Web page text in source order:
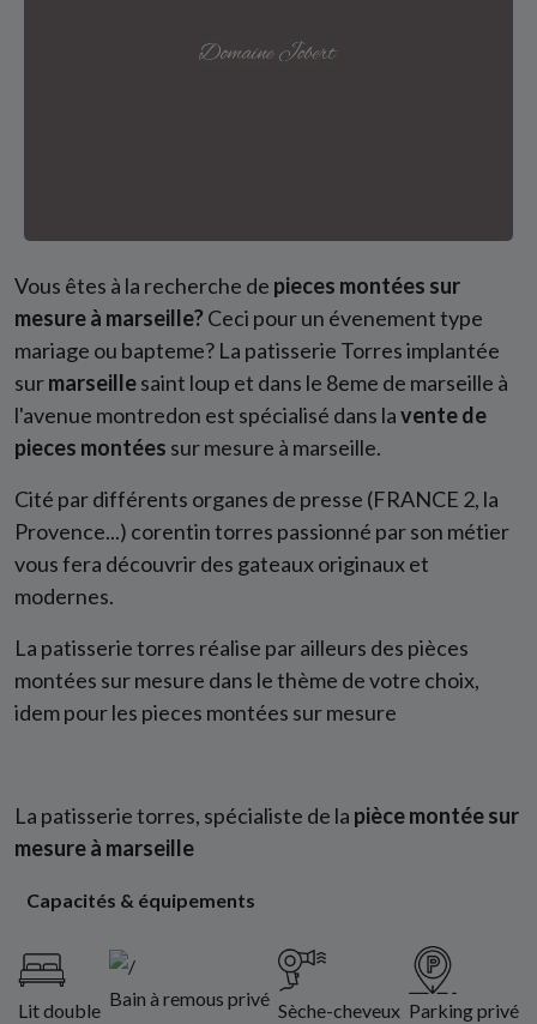
Vous êtes à la recherche de pieces montées sur
mesure à marseille?Ceci pour un évenement type
mariage ou bapteme? La patisserie Torres implantée
surmarseillesaint loup et dans le 8eme de marseille à
l'avenue montredon est spécialisé dans lavente de
pieces montées sur mesure à marseille.
Cité par différents organes de presse (FRANCE 2, la
Provence...) corentin torres passionné par son métier
vous fera découvrir des gateaux originaux et
modernes.
La patisserie torres réalise par ailleurs des pièces
montées sur mesure dans le thème de votre choix,
idem pour les pieces montées sur mesure
La patisserie torres, spécialiste de la pièce montée sur
mesure à marseille
Capacités & équipements
Lit double
Bain à remous privé
Sèche-cheveux Parking privé